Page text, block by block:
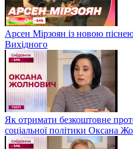
Арсен Мірзоян із новою піснею
Вихідного
Як отримати безкоштовне
соціальної політики Оксана